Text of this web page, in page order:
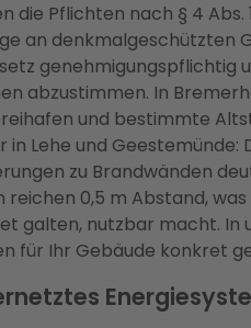
Pflichten nach § 4 Abs.
an denkmalgeschützten
genehmigungspflichtig
abzustimmen. In
und bestimmte
Lehe und Geestemünde:
zu Brandwänden
0,5 m Abstand, was
galten, nutzbar macht. In
für Ihr Gebäude konkret